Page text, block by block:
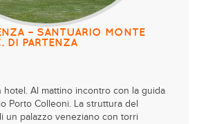
– SANTUARIO MONTE
DI PARTENZA
hotel. Al mattino incontro con la guida
Porto Colleoni. La struttura del
un palazzo veneziano con torri